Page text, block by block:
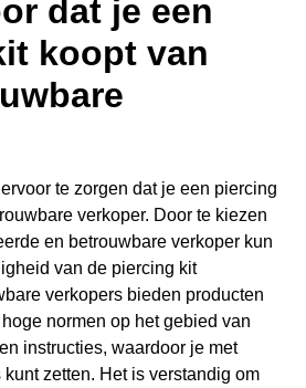
dat je een
koopt van
te zorgen dat je een piercing
verkoper. Door te kiezen
en betrouwbare verkoper kun
van de piercing kit
verkopers bieden producten
normen op het gebied van
instructies, waardoor je met
zetten. Het is verstandig om